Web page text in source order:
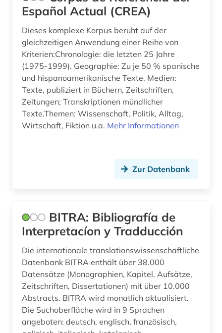
nationalbibliografie (3)
naturwissenschaft und technik
&lt;unterrichtsfach&gt; (1)
naturwissenschaften (1)
neuerwerbung (1)
norwegen (1)
norwegisch (5)
pandemie (1)
philosophie (1)
phonologie (1)
phraseologie (1)
polnisch (1)
Español Actual (CREA)
Dieses komplexe Korpus beruht auf der
gleichzeitigen Anwendung einer Reihe von
Kriterien:Chronologie: die letzten 25 Jahre
(1975-1999). Geographie: Zu je 50 % spanische
und hispanoamerikanische Texte. Medien:
Texte, publiziert in Büchern, Zeitschriften,
Zeitungen; Transkriptionen mündlicher
Texte.Themen: Wissenschaft, Politik, Alltag,
Wirtschaft, Fiktion u.a. Mehr Informationen
Zur Datenbank
BITRA: Bibliografía de
Interpretacíon y Tradducción
Die internationale translationswissenschaftliche
Datenbank BITRA enthält über 38.000
Datensätze (Monographien, Kapitel, Aufsätze,
Zeitschriften, Dissertationen) mit über 10.000
Abstracts. BITRA wird monatlich aktualisiert.
Die Suchoberfläche wird in 9 Sprachen
angeboten: deutsch, englisch, französisch,